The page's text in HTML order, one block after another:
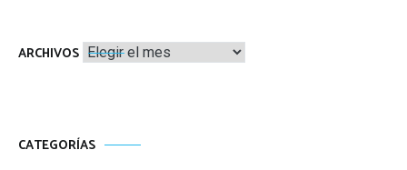
ARCHIVOS Archivos
CATEGORÍAS